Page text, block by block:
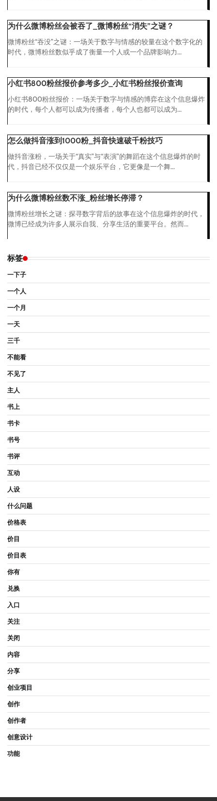
为什么微博粉丝会被吞了_微博粉丝“消失”之谜？
微博粉丝“吞没”之谜：一场关于数字与情感的较量在这个数字化的
时代，微博粉丝数似乎成了衡量一个人或一个品牌影响力...
小红书800粉丝报价参考多少_小红书粉丝报价查询
小红书800粉丝报价：一场关于数字与情感的博弈在这个信息爆炸
的时代，每个人都可以成为传播者，每个人也都可以成为...
怎么做抖音涨到1000粉_抖音快速破千粉技巧
做抖音涨粉，一场关于“真实”与“表演”的舞蹈在这个信息爆炸的时
代，抖音已经不仅仅是一个娱乐平台，它更像是一个舞...
为什么微博粉丝数不涨_粉丝增长停滞？
微博粉丝增长之谜：探寻数字背后的故事在这个信息爆炸的时代，
微博已经成为许多人展示自我、分享生活的重要平台。然而...
标签
一下子
一个人
一个月
一天
三千
不能看
不见了
主人
书上
书卡
书号
书评
互动
人设
什么问题
价格表
价目
价目表
你有
兑换
入口
关注
关闭
内容
分享
创业项目
创作
创作者
创意设计
功能